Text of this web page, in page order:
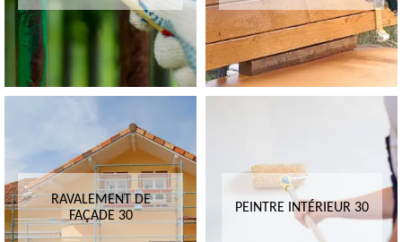
RAVALEMENT DE
FAÇADE 30
PEINTRE INTÉRIEUR 30